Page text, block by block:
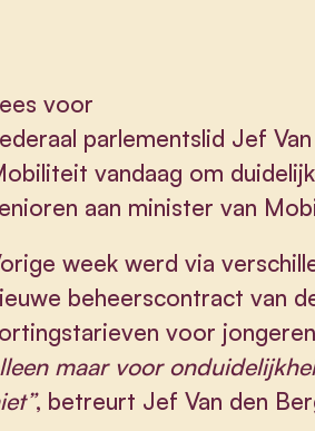
voor
parlementslid Jef
vandaag om
aan minister van
week werd via
beheerscontract van
voor
maar voor
, betreurt Jef Van den